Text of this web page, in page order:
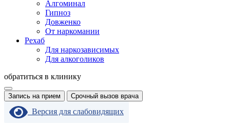
Алгоминал
Гипноз
Довженко
От наркомании
Рехаб
Для наркозависимых
Для алкоголиков
обратиться в клинику
Запись на прием Срочный вызов врача
Версия для слабовидящих